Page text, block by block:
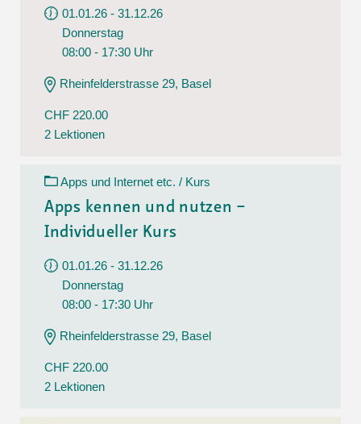
01.01.26 - 31.12.26
Donnerstag
08:00 - 17:30 Uhr
Rheinfelderstrasse 29, Basel
CHF 220.00
2 Lektionen
Apps und Internet etc. / Kurs
Apps kennen und nutzen –
Individueller Kurs
01.01.26 - 31.12.26
Donnerstag
08:00 - 17:30 Uhr
Rheinfelderstrasse 29, Basel
CHF 220.00
2 Lektionen